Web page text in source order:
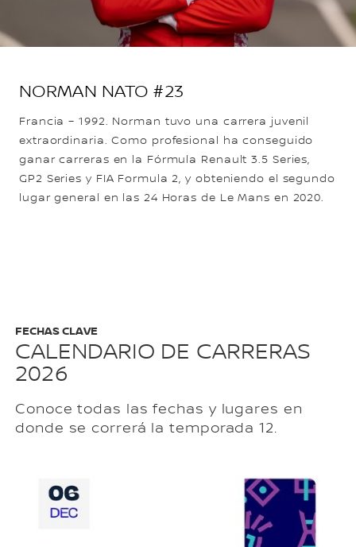
NORMAN NATO #23
Francia – 1992. Norman tuvo una carrera juvenil
extraordinaria. Como profesional ha conseguido
ganar carreras en la Fórmula Renault 3.5 Series,
GP2 Series y FIA Formula 2, y obteniendo el segundo
lugar general en las 24 Horas de Le Mans en 2020.
CALENDARIO DE CARRERAS
2026
FECHAS CLAVE
Conoce todas las fechas y lugares en
donde se correrá la temporada 12.